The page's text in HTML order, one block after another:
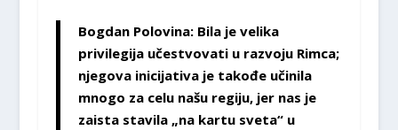
Bogdan Polovina: Bila je velika
privilegija učestvovati u razvoju Rimca;
njegova inicijativa je takođe učinila
mnogo za celu našu regiju, jer nas je
zaista stavila „na kartu sveta“ u